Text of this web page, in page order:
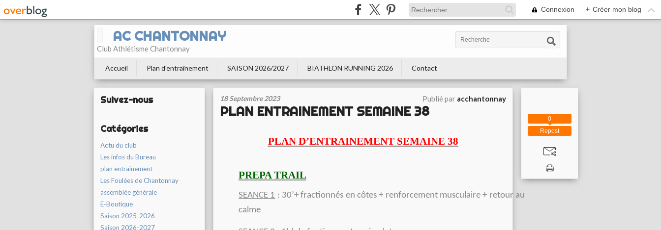
Connexion + Créer mon blog
AC CHANTONNAY
Club Athlétisme Chantonnay
Accueil Plan d'entraînement SAISON 2026/2027 BIATHLON RUNNING 2026 Contact
Suivez-nous
Catégories
Actu du club
Les infos du Bureau
plan entrainement
Les Foulées de Chantonnay
assemblée générale
E-Boutique
Saison 2025-2026
Saison 2026-2027
18 Septembre 2023 Publié par acchantonnay
PLAN ENTRAINEMENT SEMAINE 38
PLAN D’ENTRAINEMENT SEMAINE 38
PREPA TRAIL
SEANCE 1 : 30’+ fractionnés en côtes + renforcement musculaire + retour au
calme
Repost
0